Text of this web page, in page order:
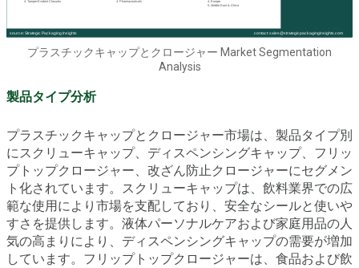
プラスチックキャップとクロージャー Market Segmentation
Analysis
製品タイプ分析
プラスチックキャップとクロージャー市場は、製品タイプ別
にスクリューキャップ、ディスペンシングキャップ、フリッ
プトップクロージャー、改ざん防止クロージャーにセグメン
ト化されています。スクリューキャップは、飲料業界での広
範な使用により市場を支配しており、安全なシールと使いや
すさを提供します。液体パーソナルケアおよび家庭用品の人
気の高まりにより、ディスペンシングキャップの需要が増加
しています。フリップトップクロージャーは、食品および飲